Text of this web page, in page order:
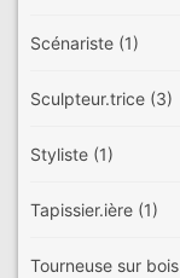
Scénariste (1)
Sculpteur.trice (3)
Styliste (1)
Tapissier.ière (1)
Tourneuse sur bois